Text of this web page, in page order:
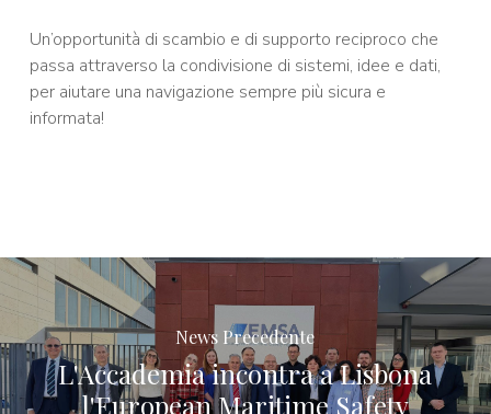
Un’opportunità di scambio e di supporto reciproco che
passa attraverso la condivisione di sistemi, idee e dati,
per aiutare una navigazione sempre più sicura e
informata!
News Precedente
L'Accademia incontra a Lisbona
l'European Maritime Safety